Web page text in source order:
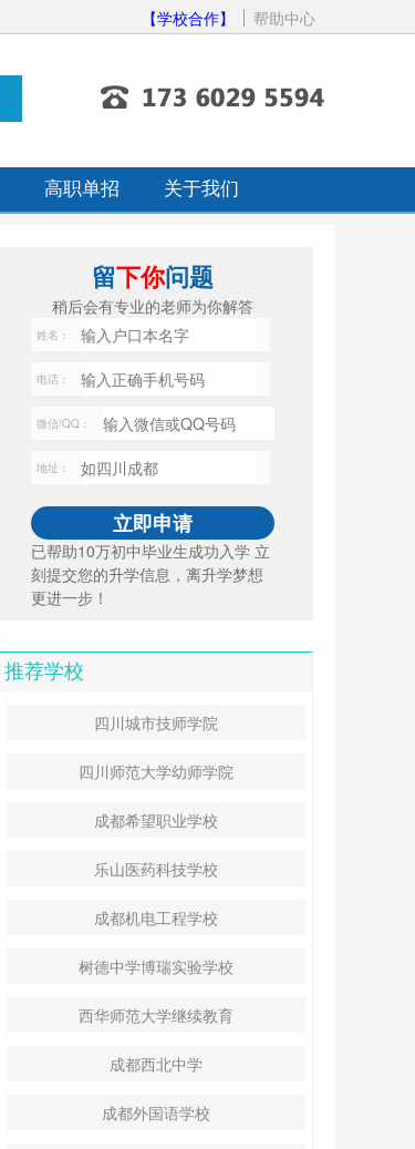
【学校合作】 帮助中心
高职单招 关于我们
留下你问题
稍后会有专业的老师为你解答
姓名：
电话：
微信/QQ：
地址：
已帮助10万初中毕业生成功入学 立
刻提交您的升学信息，离升学梦想
更进一步！
推荐学校
四川城市技师学院
四川师范大学幼师学院
成都希望职业学校
乐山医药科技学校
成都机电工程学校
树德中学博瑞实验学校
西华师范大学继续教育
成都西北中学
成都外国语学校